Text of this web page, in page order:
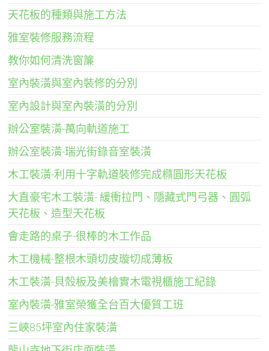
天花板的種類與施工方法
雅室裝修服務流程
教你如何清洗窗簾
室內裝潢與室內裝修的分別
室內設計與室內裝潢的分別
辦公室裝潢-萬向軌道施工
辦公室裝潢-瑞光街錄音室裝潢
木工裝潢-利用十字軌道裝修完成橢圓形天花板
大直豪宅木工裝潢- 緩衝拉門、隱藏式門弓器、圓弧
天花板、造型天花板
會走路的桌子-很棒的木工作品
木工機械-整根木頭切皮璇切成薄板
木工裝潢-貝殼板及美檜實木電視櫃施工紀錄
室內裝潢-雅室榮獲全台百大優質工班
三峽85坪室內住家裝潢